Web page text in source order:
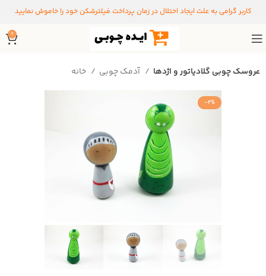
کاربر گرامی به علت ایجاد اختلال در زمان پرداخت فیلترشکن خود را خاموش نمایید
0
خانه آدمک چوبی عروسک چوبی گلادیاتور و اژدها
-2%